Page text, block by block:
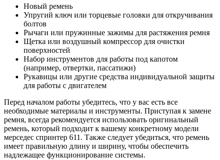
Новый ремень
Упругий ключ или торцевые головки для откручивания
болтов
Рычаги или пружинные зажимы для растяжения ремня
Щетка или воздушный компрессор для очистки
поверхностей
Набор инструментов для работы под капотом
(например, отвертки, пассатижи)
Рукавицы или другие средства индивидуальной защиты
для работы с двигателем
Перед началом работы убедитесь, что у вас есть все
необходимые материалы и инструменты. Приступая к замене
ремня, всегда рекомендуется использовать оригинальный
ремень, который подходит к вашему конкретному модели
мерседес спринтер 611. Также следует убедиться, что ремень
имеет правильную длину и ширину, чтобы обеспечить
надлежащее функционирование системы.